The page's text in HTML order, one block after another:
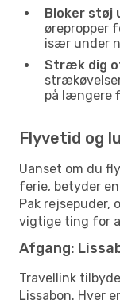
Bloker støj
ørepropper
især under
Stræk dig
på længere
Flyvetid og
Uanset om du
ferie, betyder
Pak rejsepuder,
vigtige ting for
Afgang:
Travellink
Lissabon. Hver